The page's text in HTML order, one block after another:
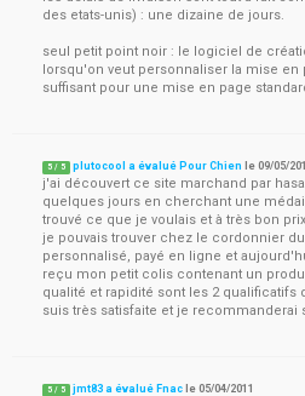
des etats-unis) : une dizaine de jours.
seul petit point noir : le logiciel de
lorsqu'on veut personnaliser la mise en
suffisant pour une mise en page
5 / 5 plutocool a évalué Pour Chien le09/05/
j'ai découvert ce site marchand par
quelques jours en cherchant une
trouvé ce que je voulais et à très bon
je pouvais trouver chez le cordonnier
personnalisé, payé en ligne et
reçu mon petit colis contenant un
qualité et rapidité sont les 2
suis très satisfaite et je recommanderai
5 / 5 jmt83 a évalué Fnac le05/04/2011